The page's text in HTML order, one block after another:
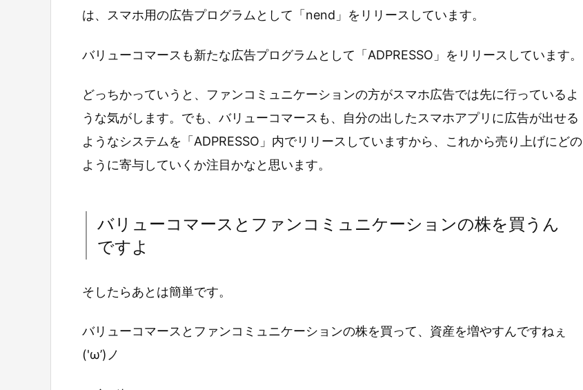
は、スマホ用の広告プログラムとして「nend」をリリースしています。
バリューコマースも新たな広告プログラムとして「ADPRESSO」をリリースしています。
どっちかっていうと、ファンコミュニケーションの方がスマホ広告では先に行っているよ
うな気がします。でも、バリューコマースも、自分の出したスマホアプリに広告が出せる
ようなシステムを「ADPRESSO」内でリリースしていますから、これから売り上げにどの
ように寄与していくか注目かなと思います。
バリューコマースとファンコミュニケーションの株を買うん
ですよ
そしたらあとは簡単です。
バリューコマースとファンコミュニケーションの株を買って、資産を増やすんですねぇ
('ω’)ノ